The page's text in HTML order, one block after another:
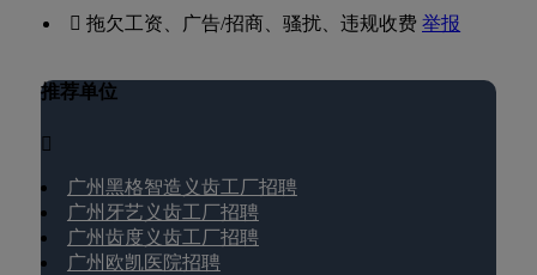
 拖欠工资、广告/招商、骚扰、违规收费举报
推荐单位

广州黑格智造义齿工厂招聘
广州牙艺义齿工厂招聘
广州齿度义齿工厂招聘
广州欧凯医院招聘